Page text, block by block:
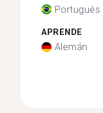
Portugués
APRENDE
Alemán